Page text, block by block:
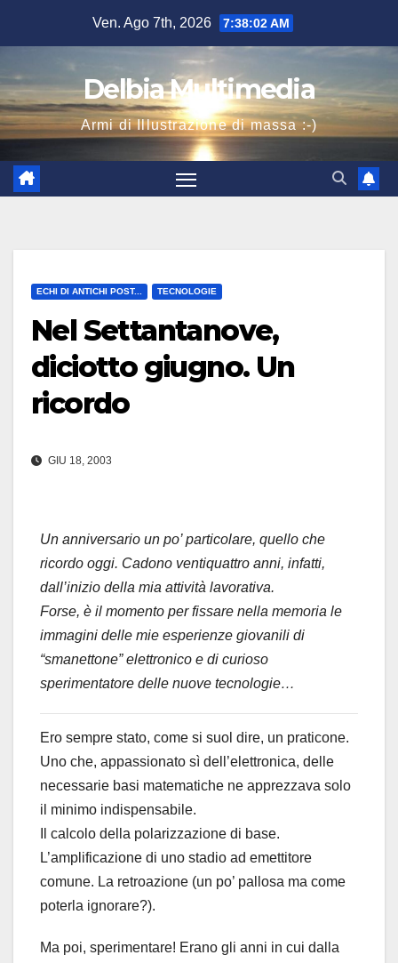
Ven. Ago 7th, 2026 7:38:03 AM
Delbia Multimedia
Armi di Illustrazione di massa :-)
ECHI DI ANTICHI POST... TECNOLOGIE
Nel Settantanove,
diciotto giugno. Un
ricordo
GIU 18, 2003
Un anniversario un po’ particolare, quello che
ricordo oggi. Cadono ventiquattro anni, infatti,
dall’inizio della mia attività lavorativa.
Forse, è il momento per fissare nella memoria le
immagini delle mie esperienze giovanili di
“smanettone” elettronico e di curioso
sperimentatore delle nuove tecnologie…
Ero sempre stato, come si suol dire, un praticone.
Uno che, appassionato sì dell’elettronica, delle
necessarie basi matematiche ne apprezzava solo
il minimo indispensabile.
Il calcolo della polarizzazione di base.
L’amplificazione di uno stadio ad emettitore
comune. La retroazione (un po’ pallosa ma come
poterla ignorare?).
Ma poi, sperimentare! Erano gli anni in cui dalla